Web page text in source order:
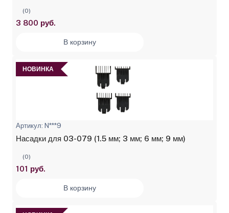
(0)
3 800 руб.
В корзину
НОВИНКА
Артикул: N***9
Насадки для 03-079 (1.5 мм; 3 мм; 6 мм; 9 мм)
(0)
101 руб.
В корзину